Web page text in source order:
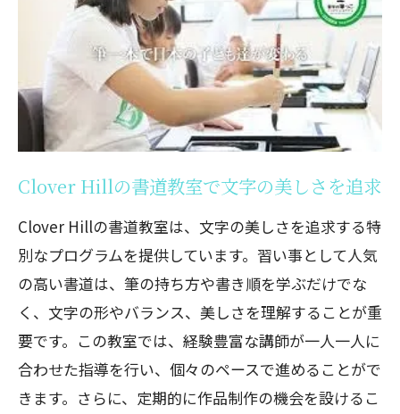
Clover Hillの書道教室で文字の美しさを追求
Clover Hillの書道教室は、文字の美しさを追求する特
別なプログラムを提供しています。習い事として人気
の高い書道は、筆の持ち方や書き順を学ぶだけでな
く、文字の形やバランス、美しさを理解することが重
要です。この教室では、経験豊富な講師が一人一人に
合わせた指導を行い、個々のペースで進めることがで
きます。さらに、定期的に作品制作の機会を設けるこ